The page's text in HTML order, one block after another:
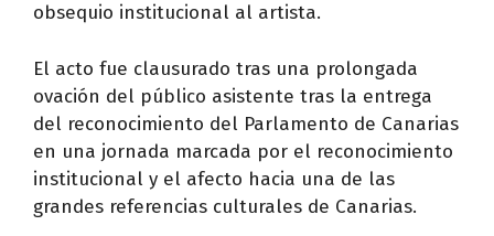
obsequio institucional al artista.
El acto fue clausurado tras una prolongada
ovación del público asistente tras la entrega
del reconocimiento del Parlamento de Canarias
en una jornada marcada por el reconocimiento
institucional y el afecto hacia una de las
grandes referencias culturales de Canarias.